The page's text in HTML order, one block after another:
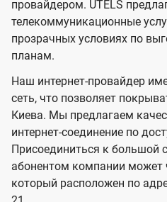
s
и
д
е
н
и
я
провайдером. UTELS
телекоммуникационные
прозрачных условиях по
планам.
Наш интернет-провайдер
сеть, что позволяет
Киева. Мы предлагаем
интернет-соединение по
Присоединиться к большой
абонентом компании может
который расположен по